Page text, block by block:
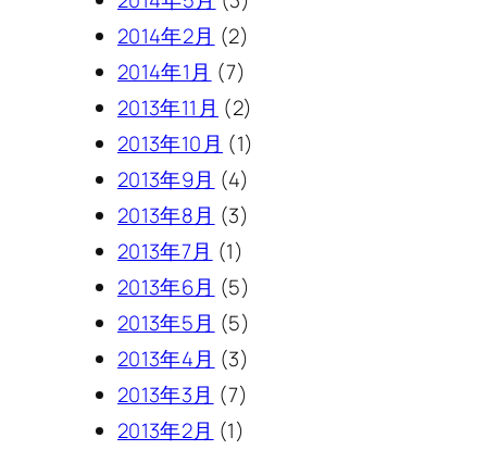
2014年2月 (2)
2014年1月 (7)
2013年11月 (2)
2013年10月 (1)
2013年9月 (4)
2013年8月 (3)
2013年7月 (1)
2013年6月 (5)
2013年5月 (5)
2013年4月 (3)
2013年3月 (7)
2013年2月 (1)